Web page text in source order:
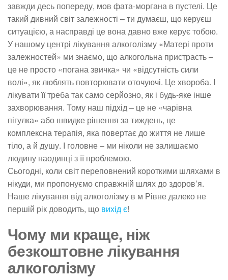
завжди десь попереду, мов фата-моргана в пустелі. Це
такий дивний світ залежності – ти думаєш, що керуєш
ситуацією, а насправді це вона давно вже керує тобою.
У нашому центрі лікування алкоголізму «Матері проти
залежностей» ми знаємо, що алкогольна пристрасть –
це не просто «погана звичка» чи «відсутність сили
волі», як люблять повторювати оточуючі. Це хвороба. І
лікувати її треба так само серйозно, як і будь-яке інше
захворювання. Тому наш підхід – це не «чарівна
пігулка» або швидке рішення за тиждень, це
комплексна терапія, яка повертає до життя не лише
тіло, а й душу. І головне – ми ніколи не залишаємо
людину наодинці з її проблемою.
Сьогодні, коли світ переповнений короткими шляхами в
нікуди, ми пропонуємо справжній шлях до здоров’я.
Наше лікування від алкоголізму в м Рівне далеко не
першій рік доводить, що вихід є!
Чому ми краще, ніж
безкоштовне лікування
алкоголізму